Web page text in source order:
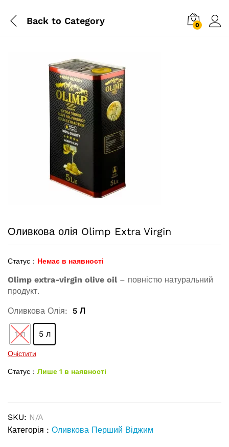
Back to Category 0
Оливкова олія Olimp Extra Virgin
Статус : Немає в наявності
Olimp extra-virgin olive oil – повністю натуральний
продукт.
Оливкова Олія: 5 Л
1 л 5 л
Очістити
Статус : Лише 1 в наявності
SKU: N/A
Категорія : Оливкова Перший Віджим